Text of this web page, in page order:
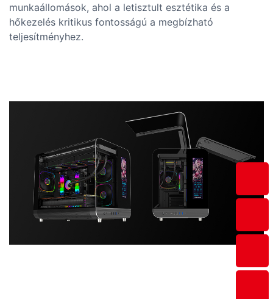
munkaállomások, ahol a letisztult esztétika és a
hőkezelés kritikus fontosságú a megbízható
teljesítményhez.